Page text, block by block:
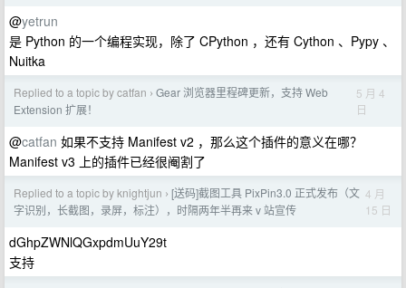
@yetrun
是 Python 的一个编程实现，除了 CPython ，还有 Cython 、Pypy 、
Nuitka
Replied to a topic by catfan › Gear 浏览器里程碑更新，支持 Web
Extension 扩展！
5 月 4
日
@catfan 如果不支持 Manifest v2 ，那么这个插件的意义在哪？
Manifest v3 上的插件已经很阉割了
Replied to a topic by knightjun › [送码]截图工具 PixPin3.0 正式发布（文
字识别，长截图，录屏，标注），时隔两年半再来 v 站宣传
4 月
15 日
dGhpZWNlQGxpdmUuY29t
支持